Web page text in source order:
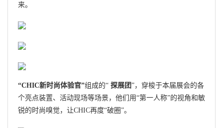
来。
“CHIC新时尚体验官”组成的“ 探展团”，穿梭于本届展会的各
个亮点装置、活动现场等场景，他们用“第一人称”的视角和敏
锐的时尚嗅觉，让CHIC再度“破圈”。